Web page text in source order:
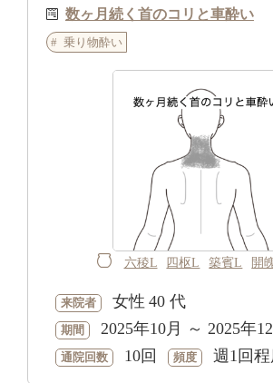
数ヶ月続く首のコリと車酔い
乗り物酔い
六稜L 四枢L 築賓L 開
来院者 女性 40 代
期間 2025年10月 ～ 2025年
通院回数 10回 頻度 週1回程